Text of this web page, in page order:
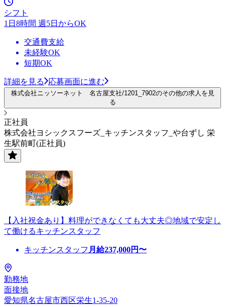
シフト
1日8時間 週5日からOK
交通費支給
未経験OK
短期OK
詳細を見る 応募画面に進む
株式会社ニッソーネット 名古屋支社/1201_7902のその他の求人を見
る
正社員
株式会社ヨシックスフーズ_キッチンスタッフ_や台ずし 栄
生駅前町(正社員)
【入社祝金あり】料理ができなくても大丈夫◎地域で安定し
て働けるキッチンスタッフ
キッチンスタッフ 月給237,000円〜
勤務地
面接地
愛知県名古屋市西区栄生1-35-20